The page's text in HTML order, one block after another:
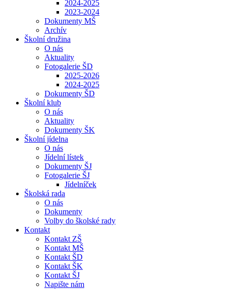
2024-2025
2023-2024
Dokumenty MŠ
Archív
Školní družina
O nás
Aktuality
Fotogalerie ŠD
2025-2026
2024-2025
Dokumenty ŠD
Školní klub
O nás
Aktuality
Dokumenty ŠK
Školní jídelna
O nás
Jídelní lístek
Dokumenty ŠJ
Fotogalerie ŠJ
Jídelníček
Školská rada
O nás
Dokumenty
Volby do školské rady
Kontakt
Kontakt ZŠ
Kontakt MŠ
Kontakt ŠD
Kontakt ŠK
Kontakt ŠJ
Napište nám